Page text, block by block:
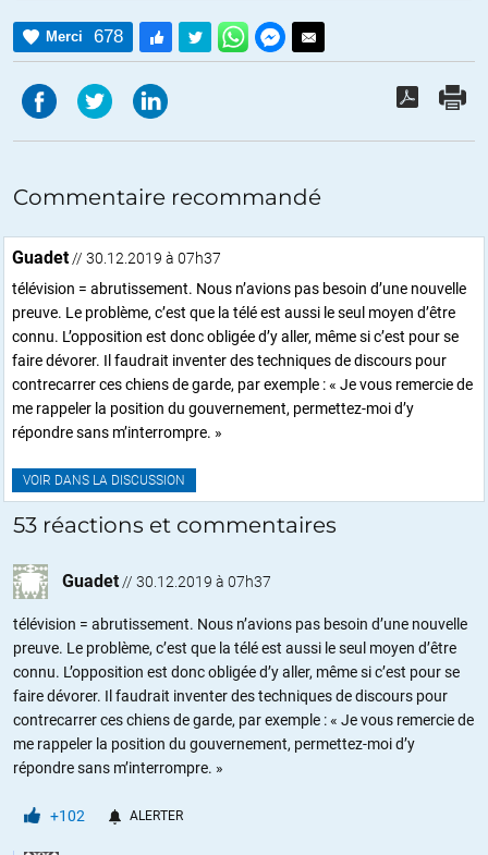
Merci 678
Commentaire recommandé
Guadet// 30.12.2019 à 07h37
télévision = abrutissement. Nous n’avions pas besoin d’une nouvelle
preuve. Le problème, c’est que la télé est aussi le seul moyen d’être
connu. L’opposition est donc obligée d’y aller, même si c’est pour se
faire dévorer. Il faudrait inventer des techniques de discours pour
contrecarrer ces chiens de garde, par exemple : « Je vous remercie de
me rappeler la position du gouvernement, permettez-moi d’y
répondre sans m’interrompre. »
VOIR DANS LA DISCUSSION
53 réactions et commentaires
Guadet // 30.12.2019 à 07h37
télévision = abrutissement. Nous n’avions pas besoin d’une nouvelle
preuve. Le problème, c’est que la télé est aussi le seul moyen d’être
connu. L’opposition est donc obligée d’y aller, même si c’est pour se
faire dévorer. Il faudrait inventer des techniques de discours pour
contrecarrer ces chiens de garde, par exemple : « Je vous remercie de
me rappeler la position du gouvernement, permettez-moi d’y
répondre sans m’interrompre. »
+102 ALERTER